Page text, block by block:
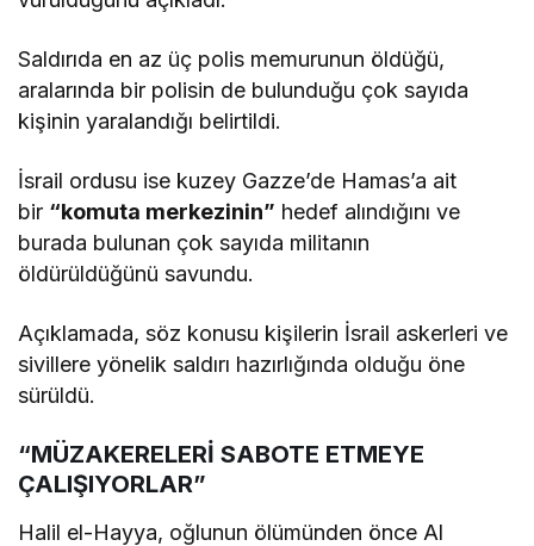
Saldırıda en az üç polis memurunun öldüğü,
aralarında bir polisin de bulunduğu çok sayıda
kişinin yaralandığı belirtildi.
İsrail ordusu ise kuzey Gazze’de Hamas’a ait
bir “komuta merkezinin” hedef alındığını ve
burada bulunan çok sayıda militanın
öldürüldüğünü savundu.
Açıklamada, söz konusu kişilerin İsrail askerleri ve
sivillere yönelik saldırı hazırlığında olduğu öne
sürüldü.
“MÜZAKERELERİ SABOTE ETMEYE
ÇALIŞIYORLAR”
Halil el-Hayya, oğlunun ölümünden önce Al